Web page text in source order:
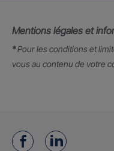
Mentions légales et
*Pour les conditions et
vous au contenu de votre